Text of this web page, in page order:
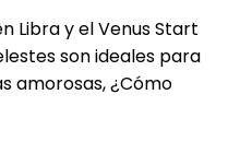
Libra y el Venus Start
son ideales para
amorosas, ¿Cómo